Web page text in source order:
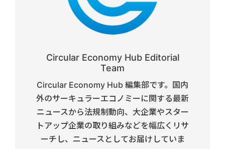
Circular Economy Hub Editorial
Team
Circular Economy Hub 編集部です。国内
外のサーキュラーエコノミーに関する最新
ニュースから法規制動向、大企業やスター
トアップ企業の取り組みなどを幅広くリサ
ーチし、ニュースとしてお届けしていま